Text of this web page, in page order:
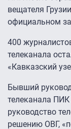
вещателя
официальном
400
телеканала
«Кавказский
Бывший
телеканала
руководство
решению ОВГ,